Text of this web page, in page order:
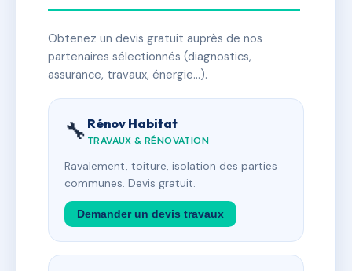
Obtenez un devis gratuit auprès de nos
partenaires sélectionnés (diagnostics,
assurance, travaux, énergie…).
🔧 Rénov Habitat
TRAVAUX & RÉNOVATION
Ravalement, toiture, isolation des parties
communes. Devis gratuit.
Demander un devis travaux